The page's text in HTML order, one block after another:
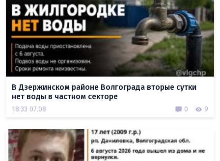
В Дзержинском районе Волгограда вторые сутки
нет воды в частном секторе
18:33 07.08 0 9